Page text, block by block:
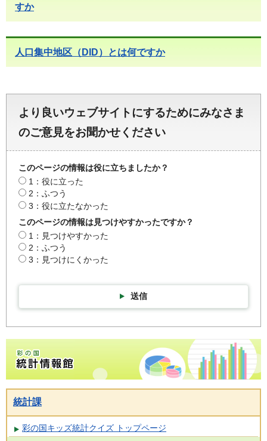
すか
人口集中地区（DID）とは何ですか
より良いウェブサイトにするためにみなさま
のご意見をお聞かせください
このページの情報は役に立ちましたか？
1：役に立った
2：ふつう
3：役に立たなかった
このページの情報は見つけやすかったですか？
1：見つけやすかった
2：ふつう
3：見つけにくかった
送信
彩の国統計情報館トップページ
統計課
彩の国キッズ統計クイズ トップページ